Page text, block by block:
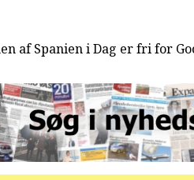
af Spanien i Dag er fri for